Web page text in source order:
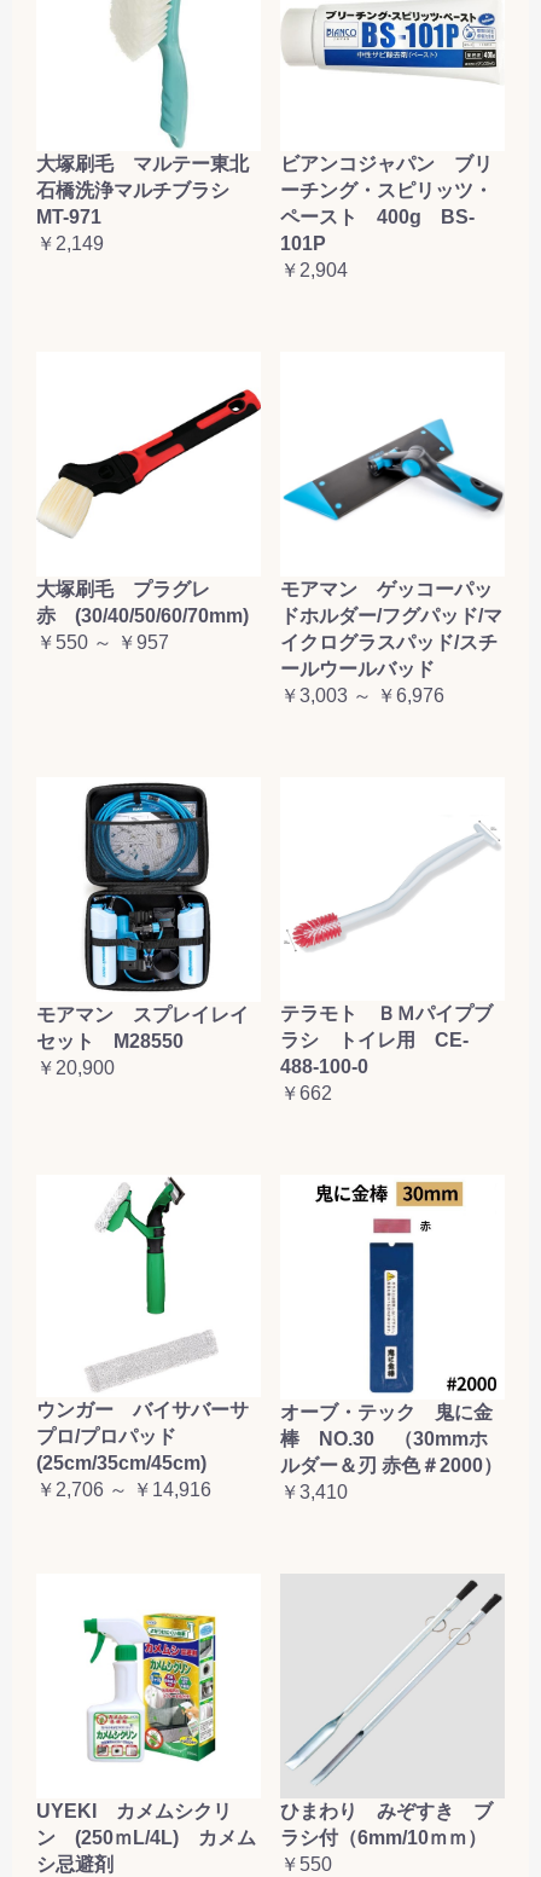
大塚刷毛 マルテー東北
石橋洗浄マルチブラシ
MT-971
￥2,149
ビアンコジャパン ブリ
ーチング・スピリッツ・
ペースト 400g BS-
101P
￥2,904
大塚刷毛 プラグレ
赤 (30/40/50/60/70mm)
￥550 ～ ￥957
モアマン ゲッコーパッ
ドホルダー/フグパッド/マ
イクログラスパッド/スチ
ールウールバッド
￥3,003 ～ ￥6,976
モアマン スプレイレイ
セット M28550
￥20,900
テラモト ＢＭパイプブ
ラシ トイレ用 CE-
488-100-0
￥662
ウンガー バイサバーサ
プロ/プロパッド
(25cm/35cm/45cm)
￥2,706 ～ ￥14,916
オーブ・テック 鬼に金
棒 NO.30 （30mmホ
ルダー＆刃 赤色＃2000）
￥3,410
UYEKI カメムシクリ
ン (250ｍL/4L) カメム
シ忌避剤
ひまわり みぞすき ブ
ラシ付（6mm/10ｍｍ）
￥550